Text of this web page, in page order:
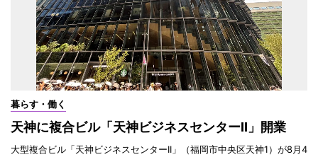
暮らす・働く
天神に複合ビル「天神ビジネスセンターII」開業
大型複合ビル「天神ビジネスセンターII」（福岡市中央区天神1）が8月4